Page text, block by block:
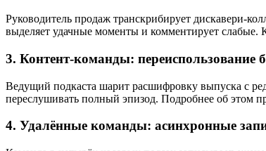
Руководитель продаж транскрибирует дискавери-
выделяет удачные моменты и комментирует слабые.
3. Контент-команды: переиспользование
Ведущий подкаста шарит расшифровку выпуска с
переслушивать полный эпизод. Подробнее об этом
4. Удалённые команды: асинхронные